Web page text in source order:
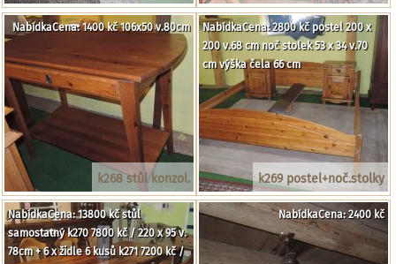
k268 stůl konzol.
NabídkaCena: 1400 kč 106x50 v.80cm
k269 postel+noč.stolky
NabídkaCena: 2800 kč postel 200 x
200 v.68 cm noč stolek 53 x 34 v.70
cm výška čela 66 cm
NabídkaCena: 13800 kč stůl
samostatný k270 7800 kč / 220 x 95 v.
78cm + 6 x židle 6 kusů k271 7200 kč /
NabídkaCena: 2400 kč